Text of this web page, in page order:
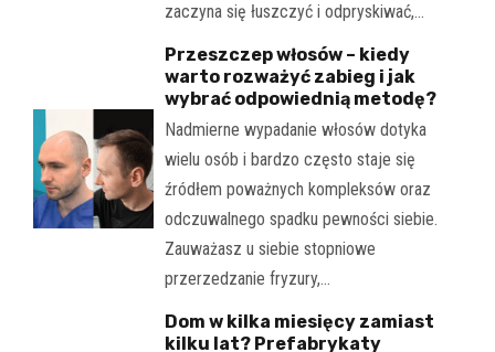
zaczyna się łuszczyć i odpryskiwać,…
Przeszczep włosów – kiedy
warto rozważyć zabieg i jak
wybrać odpowiednią metodę?
Nadmierne wypadanie włosów dotyka
wielu osób i bardzo często staje się
źródłem poważnych kompleksów oraz
odczuwalnego spadku pewności siebie.
Zauważasz u siebie stopniowe
przerzedzanie fryzury,…
Dom w kilka miesięcy zamiast
kilku lat? Prefabrykaty